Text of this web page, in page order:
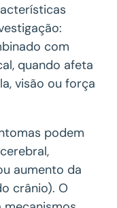
com
quando afeta
visão ou força
podem
aumento da
crânio). O